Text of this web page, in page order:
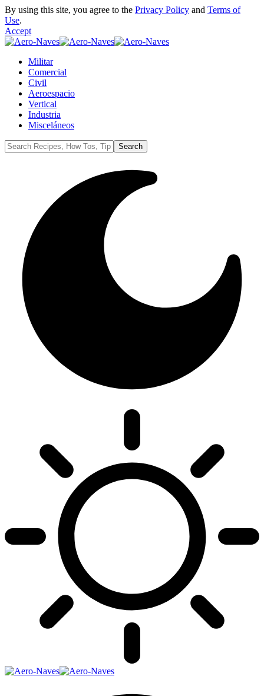
By using this site, you agree to the Privacy Policy and Terms of
Use.
Accept
Militar
Comercial
Civil
Aeroespacio
Vertical
Industria
Misceláneos